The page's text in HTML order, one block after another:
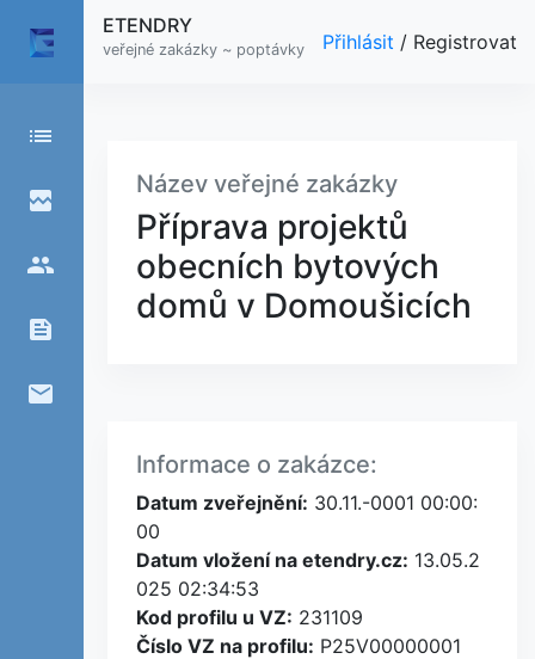
list
broken_image
people
feed
email
ETENDRY
veřejné zakázky ~ poptávky Přihlásit / Registrovat
Název veřejné zakázky
Příprava projektů
obecních bytových
domů v Domoušicích
Informace o zakázce:
Datum zveřejnění: 30.11.-0001 00:00:
00
Datum vložení na etendry.cz: 13.05.2
025 02:34:53
Kod profilu u VZ: 231109
Číslo VZ na profilu: P25V00000001